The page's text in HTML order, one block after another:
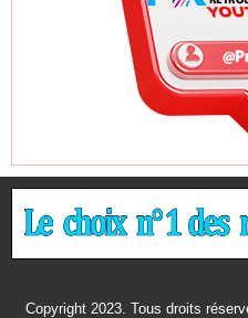
Copyright 2023. Tous droits